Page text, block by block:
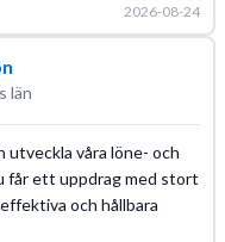
2026-08-24
län
utveckla våra löne- och
får ett uppdrag med stort
och hållbara